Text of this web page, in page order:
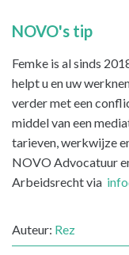
NOVO's tip
Femke is al sinds
helpt u en uw
verder met een
middel van een
tarieven, werkwijze
NOVO Advocatuur
Arbeidsrecht via
Auteur: Rez